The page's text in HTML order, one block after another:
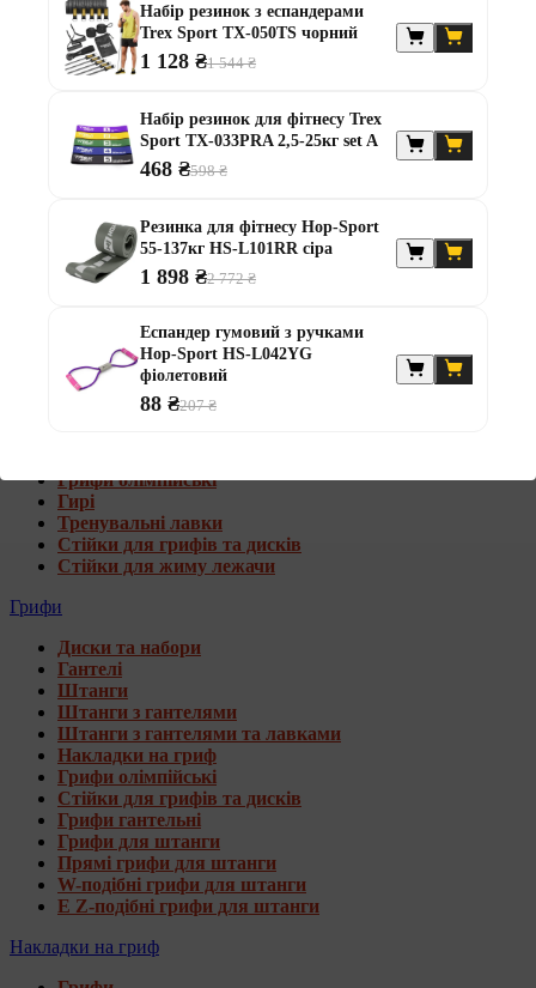
Штанги з w-подібним грифом
Жилети обтяжувачі
Штанги з гантелями
Диски та набори
Гантелі
Штанги
Штанги з гантелями та лавками
Грифи олімпійські
Тренувальні лавки
Стійки для грифів та дисків
Стійки для жиму лежачи
Штанги з гантелями та лавками
Диски та набори
Гантелі
Грифи олімпійські
Гирі
Тренувальні лавки
Стійки для грифів та дисків
Стійки для жиму лежачи
Грифи
Диски та набори
Гантелі
Штанги
Штанги з гантелями
Штанги з гантелями та лавками
Накладки на гриф
Грифи олімпійські
Стійки для грифів та дисків
Грифи гантельні
Грифи для штанги
Прямі грифи для штанги
W-подібні грифи для штанги
E Z-подібні грифи для штанги
Накладки на гриф
Набір резинок з еспандерами
Trex Sport TX-050TS чорний
1 128 ₴1 544 ₴
Набір резинок для фітнесу Trex
Sport TX-033PRA 2,5-25кг set A
468 ₴598 ₴
Резинка для фітнесу Hop-Sport
55-137кг HS-L101RR сіра
1 898 ₴2 772 ₴
Еспандер гумовий з ручками
Hop-Sport HS-L042YG
фіолетовий
88 ₴207 ₴